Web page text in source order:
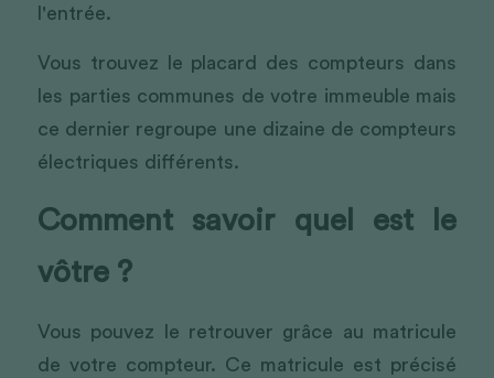
l'entrée.
Vous trouvez le placard des compteurs dans
les parties communes de votre immeuble mais
ce dernier regroupe une dizaine de compteurs
électriques différents.
Comment savoir quel est le
vôtre ?
Vous pouvez le retrouver grâce au matricule
de votre compteur. Ce matricule est précisé